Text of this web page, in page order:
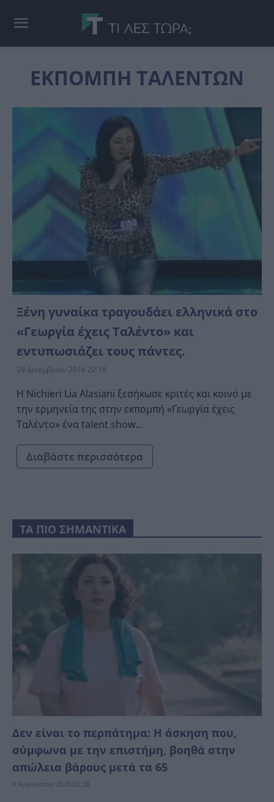
ΕΚΠΟΜΠΗ ΤΑΛΕΝΤΩΝ
Ξένη γυναίκα τραγουδάει ελληνικά στο
«Γεωργία έχεις Ταλέντο» και
εντυπωσιάζει τους πάντες.
29 Δεκεμβρίου 2016 22:18
Η Nichieri Lia Alasiani ξεσήκωσε κριτές και κοινό με
την ερμηνεία της στην εκπομπή «Γεωργία έχεις
Ταλέντο» ένα talent show...
Διαβάστε περισσότερα
ΤΑ ΠΙΟ ΣΗΜΑΝΤΙΚΑ
Δεν είναι το περπάτημα: Η άσκηση που,
σύμφωνα με την επιστήμη, βοηθά στην
απώλεια βάρους μετά τα 65
9 Αυγούστου 2026 02:28